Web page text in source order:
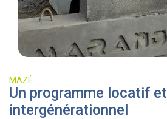
MAZÉ
Un programme locatif et
intergénérationnel